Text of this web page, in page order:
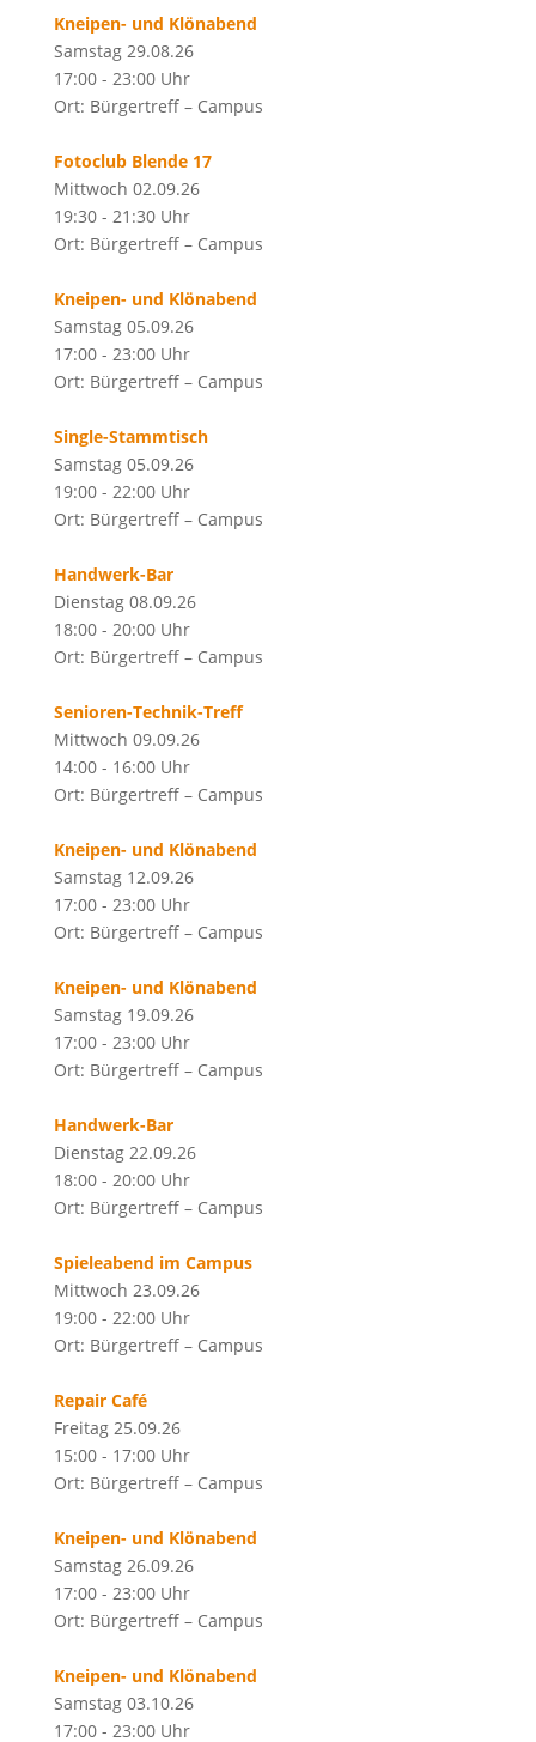
Kneipen- und Klönabend
Samstag 29.08.26
17:00 - 23:00 Uhr
Ort: Bürgertreff – Campus
Fotoclub Blende 17
Mittwoch 02.09.26
19:30 - 21:30 Uhr
Ort: Bürgertreff – Campus
Kneipen- und Klönabend
Samstag 05.09.26
17:00 - 23:00 Uhr
Ort: Bürgertreff – Campus
Single-Stammtisch
Samstag 05.09.26
19:00 - 22:00 Uhr
Ort: Bürgertreff – Campus
Handwerk-Bar
Dienstag 08.09.26
18:00 - 20:00 Uhr
Ort: Bürgertreff – Campus
Senioren-Technik-Treff
Mittwoch 09.09.26
14:00 - 16:00 Uhr
Ort: Bürgertreff – Campus
Kneipen- und Klönabend
Samstag 12.09.26
17:00 - 23:00 Uhr
Ort: Bürgertreff – Campus
Kneipen- und Klönabend
Samstag 19.09.26
17:00 - 23:00 Uhr
Ort: Bürgertreff – Campus
Handwerk-Bar
Dienstag 22.09.26
18:00 - 20:00 Uhr
Ort: Bürgertreff – Campus
Spieleabend im Campus
Mittwoch 23.09.26
19:00 - 22:00 Uhr
Ort: Bürgertreff – Campus
Repair Café
Freitag 25.09.26
15:00 - 17:00 Uhr
Ort: Bürgertreff – Campus
Kneipen- und Klönabend
Samstag 26.09.26
17:00 - 23:00 Uhr
Ort: Bürgertreff – Campus
Kneipen- und Klönabend
Samstag 03.10.26
17:00 - 23:00 Uhr